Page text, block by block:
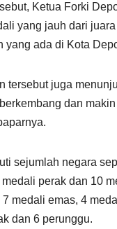
Ketua Forki
yang jauh dari
ada di Kota
tersebut juga
dan
sejumlah negara
perak dan 10
medali emas, 4
dan 6 perunggu.